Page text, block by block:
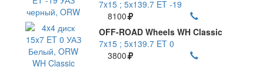
7x15 ; 5x139.7 ET -19
8100
OFF-ROAD Wheels WH Classic
7x15 ; 5x139.7 ET 0
3800